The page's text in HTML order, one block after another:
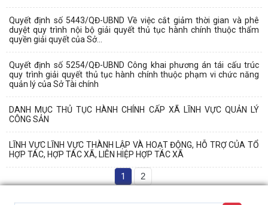
Quyết định số 5443/QĐ-UBND Về việc cắt giảm thời gian và phê
duyệt quy trình nội bộ giải quyết thủ tục hành chính thuộc thẩm
quyền giải quyết của Sở...
Quyết định số 5254/QĐ-UBND Công khai phương án tái cấu trúc
quy trình giải quyết thủ tục hành chính thuộc phạm vi chức năng
quản lý của Sở Tài chính
DANH MỤC THỦ TỤC HÀNH CHÍNH CẤP XÃ LĨNH VỰC QUẢN LÝ
CÔNG SẢN
LĨNH VỰC LĨNH VỰC THÀNH LẬP VÀ HOẠT ĐỘNG, HỖ TRỢ CỦA TỔ
HỢP TÁC, HỢP TÁC XÃ, LIÊN HIỆP HỢP TÁC XÃ
1 2